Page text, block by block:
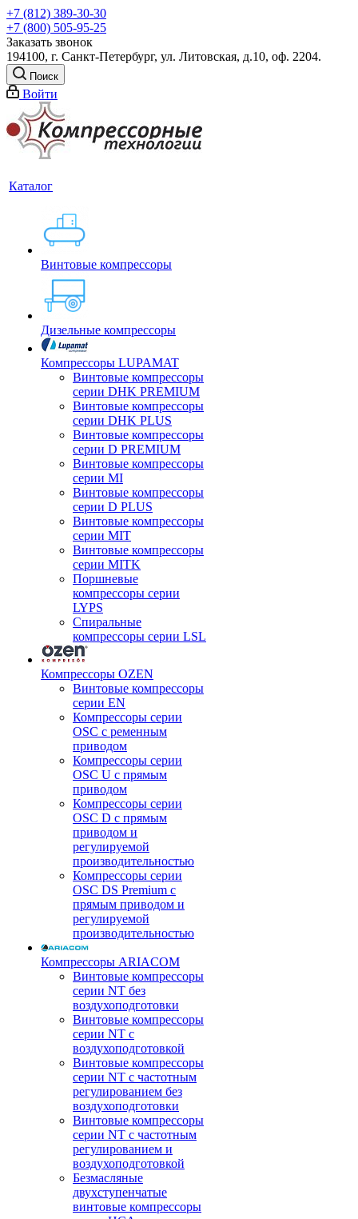
+7 (812) 389-30-30
+7 (800) 505-95-25
Заказать звонок
194100, г. Санкт-Петербург, ул. Литовская, д.10, оф. 2204.
Поиск
Войти
Каталог
Винтовые компрессоры
Дизельные компрессоры
Компрессоры LUPAMAT
Винтовые компрессоры
серии DHK PREMIUM
Винтовые компрессоры
серии DHK PLUS
Винтовые компрессоры
серии D PREMIUM
Винтовые компрессоры
серии MI
Винтовые компрессоры
серии D PLUS
Винтовые компрессоры
серии MIT
Винтовые компрессоры
серии MITK
Поршневые
компрессоры серии
LYPS
Спиральные
компрессоры серии LSL
Компрессоры OZEN
Винтовые компрессоры
серии EN
Компрессоры серии
OSC с ременным
приводом
Компрессоры серии
OSC U с прямым
приводом
Компрессоры серии
OSC D с прямым
приводом и
регулируемой
производительностью
Компрессоры серии
OSC DS Premium с
прямым приводом и
регулируемой
производительностью
Компрессоры ARIACOM
Винтовые компрессоры
серии NT без
воздухоподготовки
Винтовые компрессоры
серии NT c
воздухоподготовкой
Винтовые компрессоры
серии NT с частотным
регулированием без
воздухоподготовки
Винтовые компрессоры
серии NT с частотным
регулированием и
воздухоподготовкой
Безмасляные
двухступенчатые
винтовые компрессоры